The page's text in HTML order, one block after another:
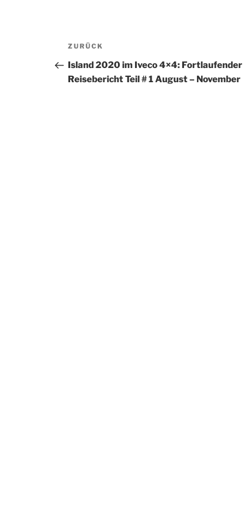
Beitragsnavigation
Vorheriger
Beitrag
ZURÜCK
Island 2020 im Iveco 4×4: Fortlaufender
Reisebericht Teil # 1 August – November